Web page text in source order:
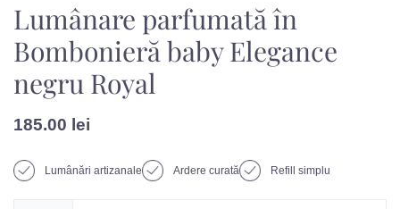
Lumânare parfumată în
Bombonieră baby Elegance
negru Royal
185.00 lei
Lumânări artizanale Ardere curată Refill simplu